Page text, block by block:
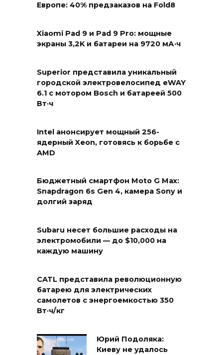
Европе: 40% предзаказов на Fold8
Xiaomi Pad 9 и Pad 9 Pro: мощные
экраны 3,2K и батареи на 9720 мА·ч
Superior представила уникальный
городской электровелосипед eWAY
6.1 с мотором Bosch и батареей 500
Вт·ч
Intel анонсирует мощный 256-
ядерный Xeon, готовясь к борьбе с
AMD
Бюджетный смартфон Moto G Max:
Snapdragon 6s Gen 4, камера Sony и
долгий заряд
Subaru несет большие расходы на
электромобили — до $10,000 на
каждую машину
CATL представила революционную
батарею для электрических
самолетов с энергоемкостью 350
Вт·ч/кг
Юрий Подоляка:
Киеву не удалось